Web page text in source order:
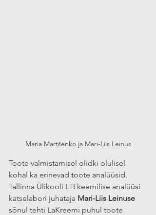
Maria Martšenko ja Mari-Liis Leinus
Toote valmistamisel olidki olulisel
kohal ka erinevad toote analüüsid.
Tallinna Ülikooli LTI keemilise analüüsi
katselabori juhataja Mari-Liis Leinuse
sõnul tehti LaKreemi puhul toote